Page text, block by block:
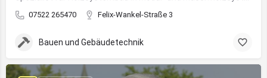
07522 265470 Felix-Wankel-Straße 3
Bauen und Gebäudetechnik